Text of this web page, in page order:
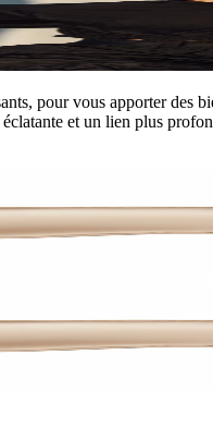
pour vous apporter
et un lien plus